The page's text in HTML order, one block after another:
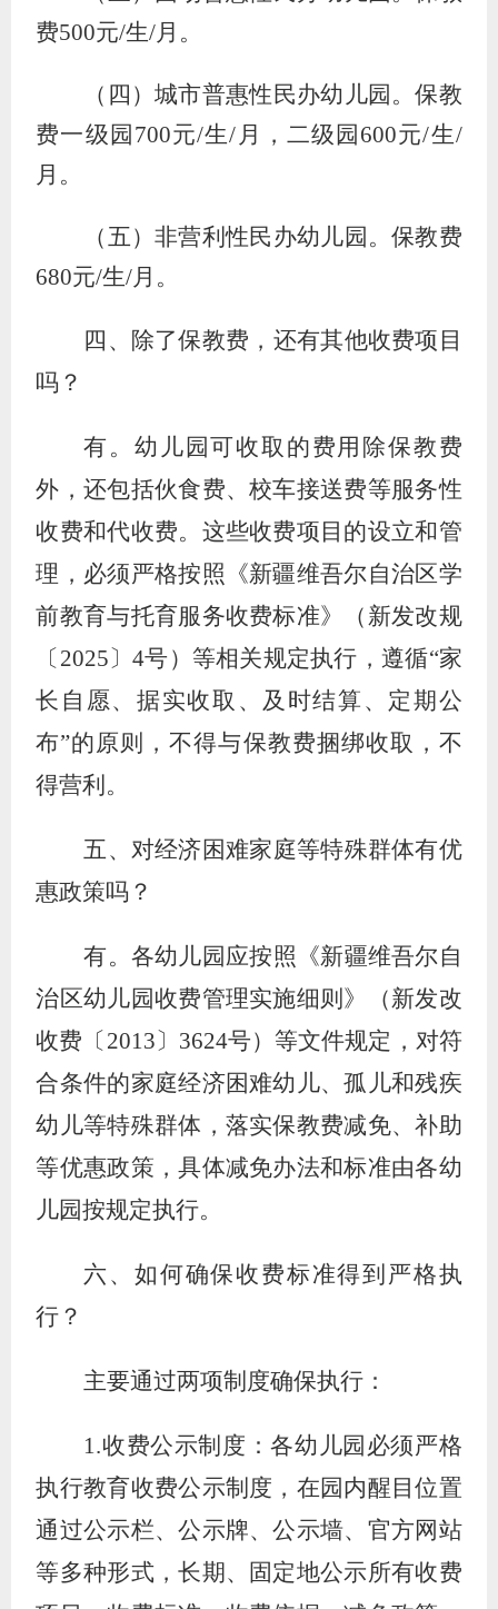
费500元/生/月。
（四）城市普惠性民办幼儿园。保教
费一级园 700元/生/ 月，二级园 600元/生/
月。
（五）非营利性民办幼儿园。保教费
680元/生/月。
四、除了保教费，还有其他收费项目
吗？
有。幼儿园可收取的费用除保教费
外，还包括伙食费、校车接送费等服务性
收费和代收费。这些收费项目的设立和管
理，必须严格按照《新疆维吾尔自治区学
前教育与托育服务收费标准》（新发改规
〔 2025〕4号）等相关规定执行，遵循“家
长自愿、据实收取、及时结算、定期公
布”的原则，不得与保教费捆绑收取，不
得营利。
五、对经济困难家庭等特殊群体有优
惠政策吗？
有。各幼儿园应按照《新疆维吾尔自
治区幼儿园收费管理实施细则》（新发改
收费〔 2013〕 3624号）等文件规定，对符
合条件的家庭经济困难幼儿、孤儿和残疾
幼儿等特殊群体，落实保教费减免、补助
等优惠政策，具体减免办法和标准由各幼
儿园按规定执行。
六、如何确保收费标准得到严格执
行？
主要通过两项制度确保执行：
1.收费公示制度：各幼儿园必须严格
执行教育收费公示制度，在园内醒目位置
通过公示栏、公示牌、公示墙、官方网站
等多种形式，长期、固定地公示所有收费